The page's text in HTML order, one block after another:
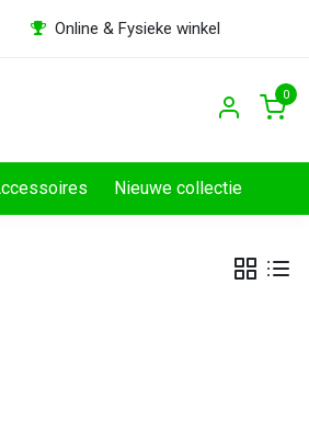
Online & Fysieke winkel
0
Nieuwe collectie